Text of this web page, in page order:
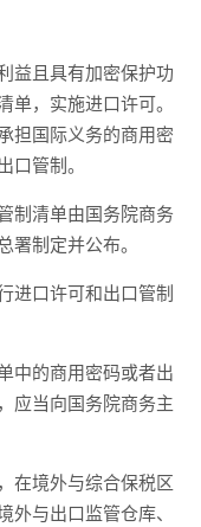
益且具有加密保护功
，实施进口许可。
担国际义务的商用密
管制。
制清单由国务院商务
制定并公布。
进口许可和出口管制
中的商用密码或者出
应当向国务院商务主
在境外与综合保税区
与出口监管仓库、